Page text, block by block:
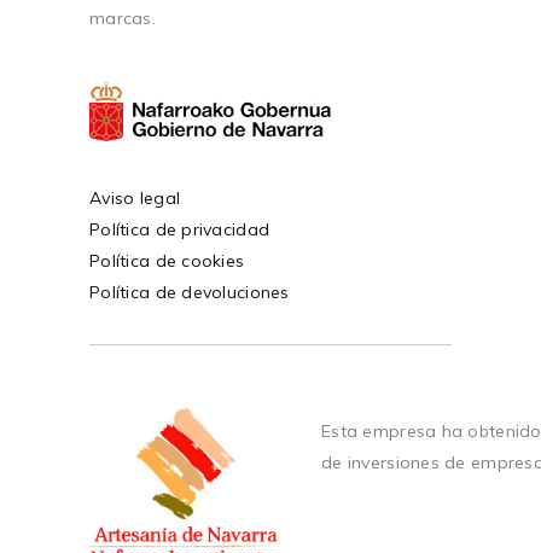
marcas.
Aviso legal
Política de privacidad
Política de cookies
Política de devoluciones
Esta empresa ha
de inversiones de